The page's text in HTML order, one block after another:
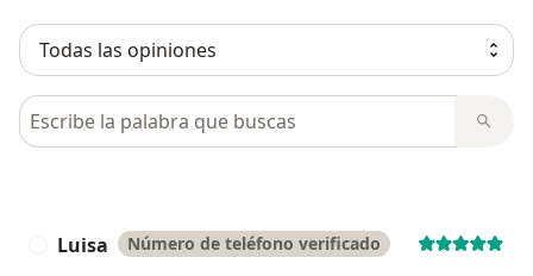
Busca en opiniones
Luisa Número de teléfono verificado